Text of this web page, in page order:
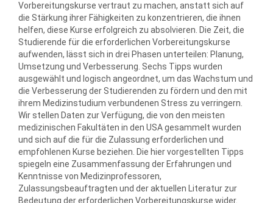
Vorbereitungskurse vertraut zu machen, anstatt sich auf
die Stärkung ihrer Fähigkeiten zu konzentrieren, die ihnen
helfen, diese Kurse erfolgreich zu absolvieren. Die Zeit, die
Studierende für die erforderlichen Vorbereitungskurse
aufwenden, lässt sich in drei Phasen unterteilen: Planung,
Umsetzung und Verbesserung. Sechs Tipps wurden
ausgewählt und logisch angeordnet, um das Wachstum und
die Verbesserung der Studierenden zu fördern und den mit
ihrem Medizinstudium verbundenen Stress zu verringern.
Wir stellen Daten zur Verfügung, die von den meisten
medizinischen Fakultäten in den USA gesammelt wurden
und sich auf die für die Zulassung erforderlichen und
empfohlenen Kurse beziehen. Die hier vorgestellten Tipps
spiegeln eine Zusammenfassung der Erfahrungen und
Kenntnisse von Medizinprofessoren,
Zulassungsbeauftragten und der aktuellen Literatur zur
Bedeutung der erforderlichen Vorbereitungskurse wider.